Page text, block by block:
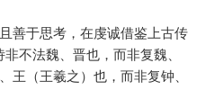
善于思考，在虔诚借鉴上古传
不法魏、晋也，而非复魏、
王（王羲之）也，而非复钟、